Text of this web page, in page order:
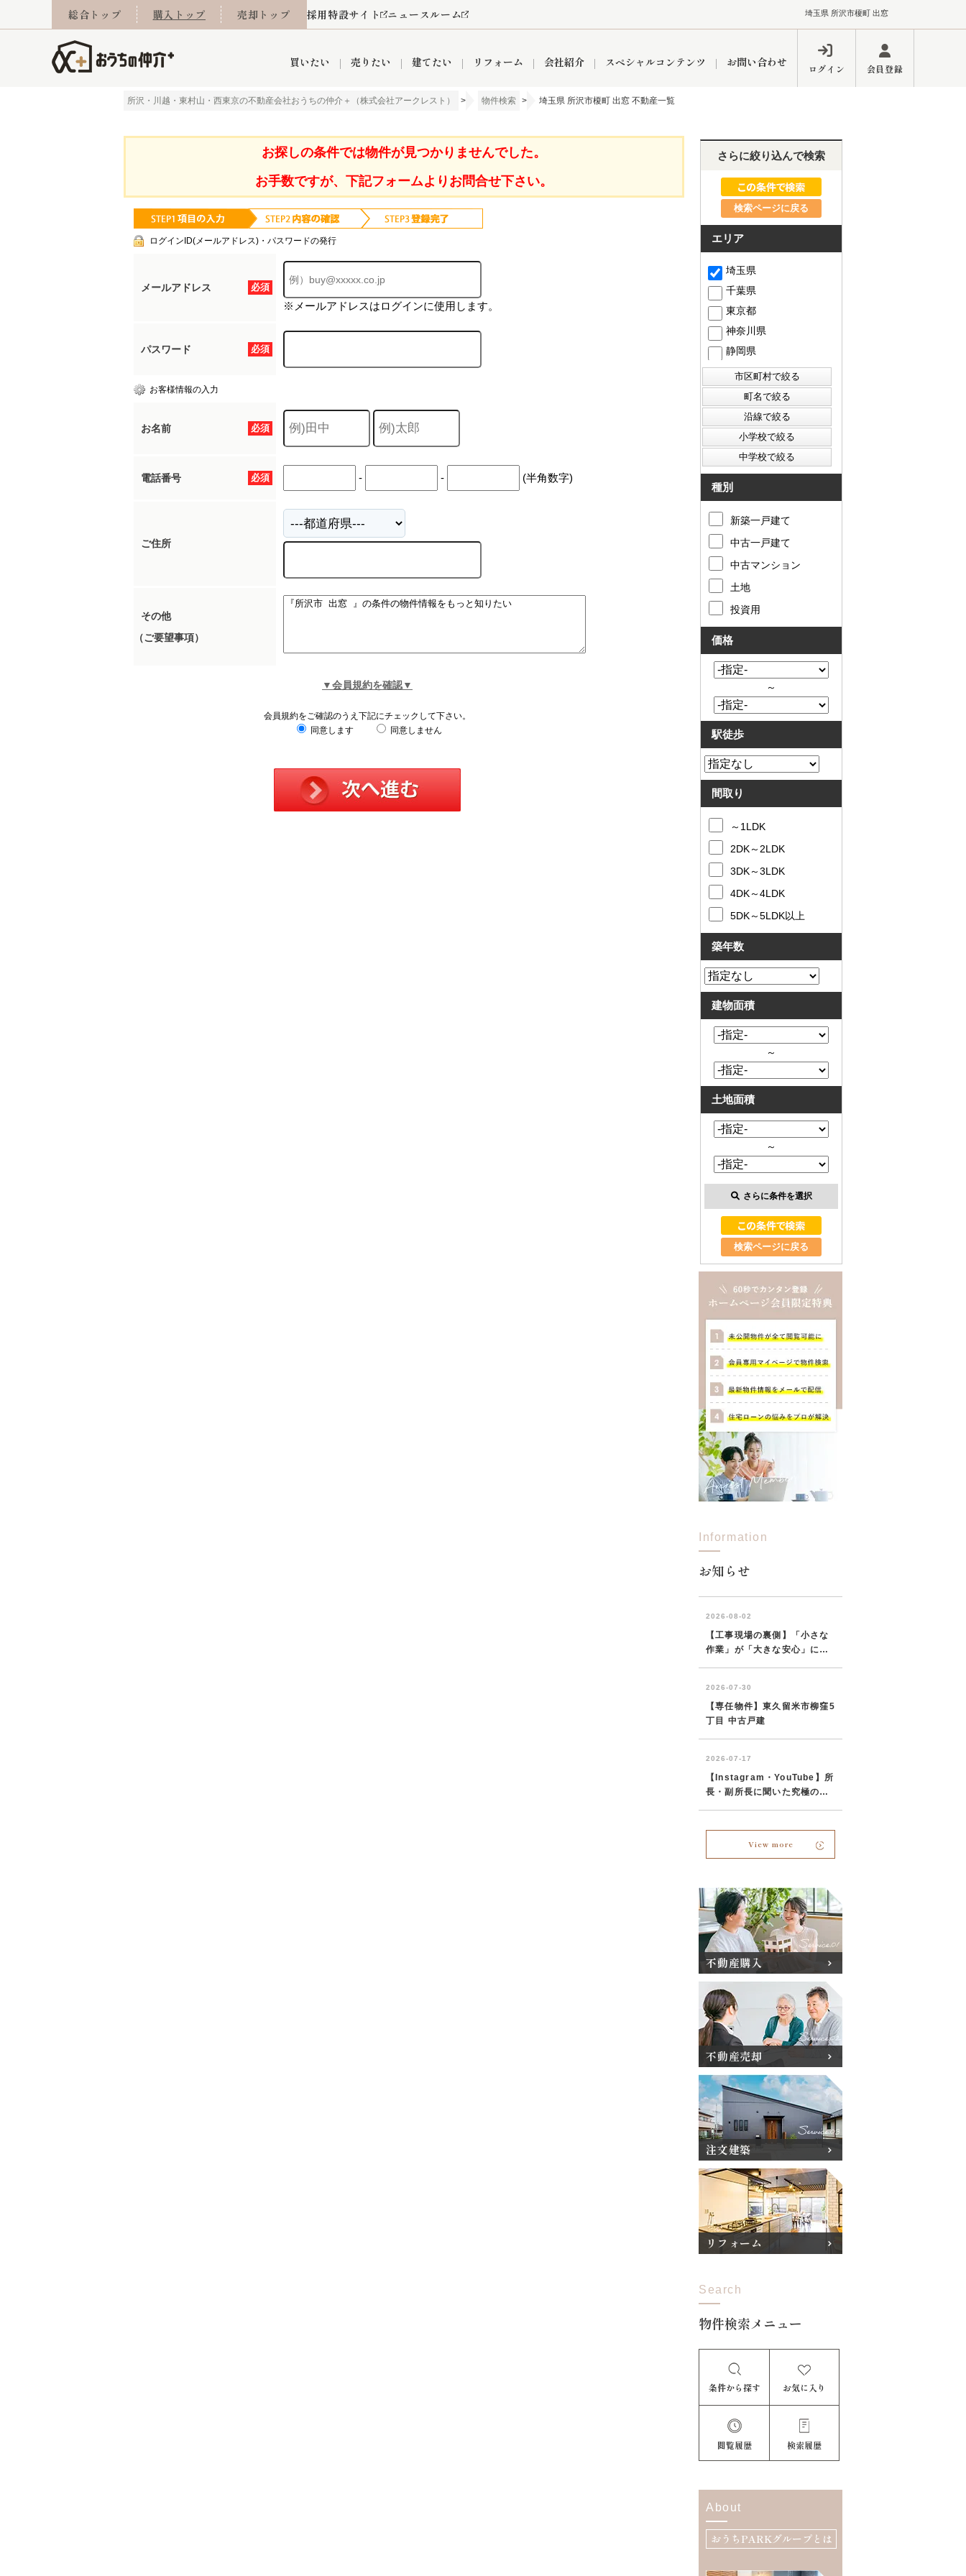
埼玉県 所沢市榎町 出窓
総合トップ 購入トップ 売却トップ 採用特設サイト ニュースルーム
買いたい
学区から探す 町名から探す お気に入り 閲覧履歴
当社お預かり物件 グループ会社施工物件 リノベーション済み物件
当社提携金融機関 8代疾病保証付き住宅ローン
東村山市 東大和市
売りたい
売却査定実績 売却成功実績 よくある質問 売却コラム
住み替え 離婚 不動産買取 空き家 リースバック
東村山市 入間市 狭山市 富士見市 練馬区
建てたい リフォーム
リフォーム事例 【埼玉】補助金・助成金 【東京】補助金・助成金
会社紹介
採用情報 お客様の声 創業の想い インフォメーション ブログ
小手指営業所 所沢営業所 東所沢営業所 入間営業所 ひばりケ丘営業所 東久留米営業所
おうちのリフォーム おうちパークグループの強み
スペシャルコンテンツ
マンションカタログ おうちパークくらぶ レンタルスペース
お問い合わせ
オンライン相談予約 売却査定依頼 なんでもご相談 プライバシーポリシー
ログイン 会員登録
所沢・川越・東村山・西東京の不動産会社おうちの仲介＋（株式会社アークレスト） > 物件検索 > 埼玉県 所沢市榎町 出窓 不動産一覧
お探しの条件では物件が見つかりませんでした。
お手数ですが、下記フォームよりお問合せ下さい。
ログインID(メールアドレス)・パスワードの発行
必須
メールアドレス
※メールアドレスはログインに使用します。
必須
パスワード
お客様情報の入力
必須
お名前
必須
電話番号 - - (半角数字)
ご住所
その他
（ご要望事項）
▼会員規約を確認▼
会員規約をご確認のうえ下記にチェックして下さい。
同意します
同意しません
さらに絞り込んで検索
検索ページに戻る
エリア
埼玉県
千葉県
東京都
神奈川県
静岡県
種別
新築一戸建て
中古一戸建て
中古マンション
土地
投資用
価格
～
駅徒歩
間取り
～1LDK
2DK～2LDK
3DK～3LDK
4DK～4LDK
5DK～5LDK以上
築年数
建物面積
～
土地面積
～
さらに条件を選択
検索ページに戻る
Information
お知らせ
View more
不動産購入
不動産売却
注文建築
リフォーム
Search
物件検索メニュー
条件から探す お気に入り
閲覧履歴 検索履歴
About
おうちPARKグループとは